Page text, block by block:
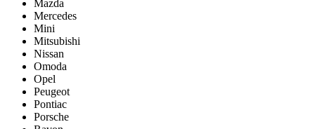
Mazda
Mercedes
Mini
Mitsubishi
Nissan
Omoda
Opel
Peugeot
Pontiac
Porsсhe